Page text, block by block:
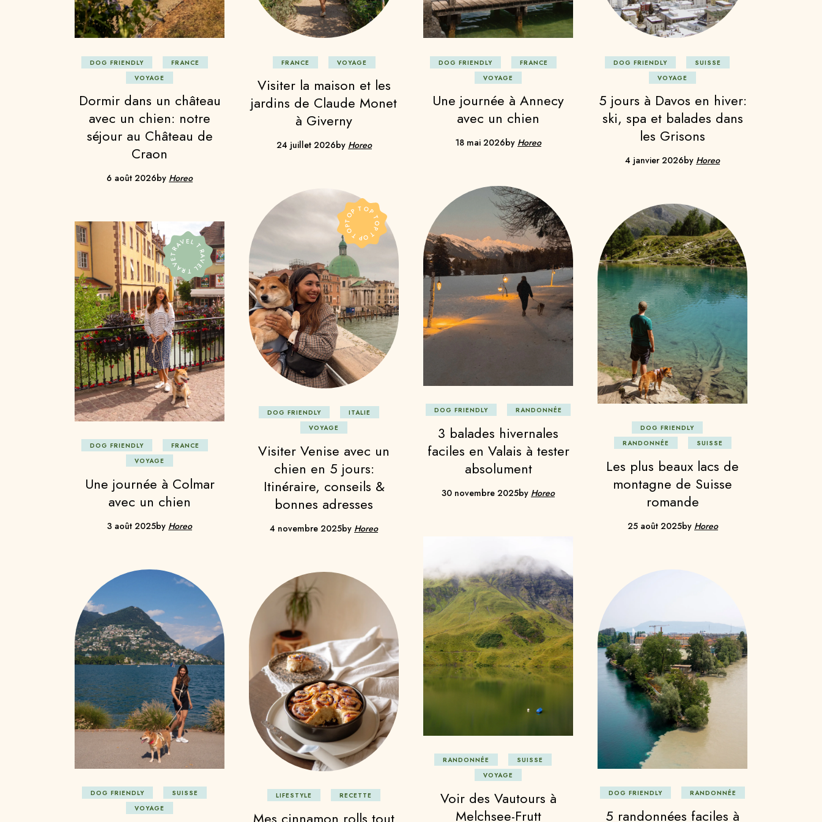
Maroc
Mexique
Suisse
DOG FRIENDLY
FRANCE
VOYAGE
Dormir dans un château
avec un chien: notre
séjour au Château de
Craon
6 août 2026by Horeo
FRANCE VOYAGE
Visiter la maison et les
jardins de Claude Monet
à Giverny
24 juillet 2026by Horeo
DOG FRIENDLY
FRANCE
VOYAGE
Une journée à Annecy
avec un chien
18 mai 2026by Horeo
DOG FRIENDLY
SUISSE
VOYAGE
5 jours à Davos en hiver:
ski, spa et balades dans
les Grisons
4 janvier 2026by Horeo
DOG FRIENDLY RANDONNÉE
3 balades hivernales
faciles en Valais à tester
absolument
30 novembre 2025by Horeo
TOP TOP TOP TOP TOP
DOG FRIENDLY
ITALIE
VOYAGE
Visiter Venise avec un
chien en 5 jours:
Itinéraire, conseils &
bonnes adresses
4 novembre 2025by Horeo
DOG FRIENDLY
RANDONNÉE
SUISSE
Les plus beaux lacs de
montagne de Suisse
romande
25 août 2025by Horeo
TRAVEL TRAVEL TRAVEL
DOG FRIENDLY
FRANCE
VOYAGE
Une journée à Colmar
avec un chien
3 août 2025by Horeo
RANDONNÉE
SUISSE
VOYAGE
Voir des Vautours à
Melchsee-Frutt
DOG FRIENDLY
SUISSE
VOYAGE
DOG FRIENDLY RANDONNÉE
5 randonnées faciles à
LIFESTYLE RECETTE